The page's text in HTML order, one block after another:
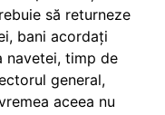
să returneze
bani acordați
navetei, timp de
general,
aceea nu